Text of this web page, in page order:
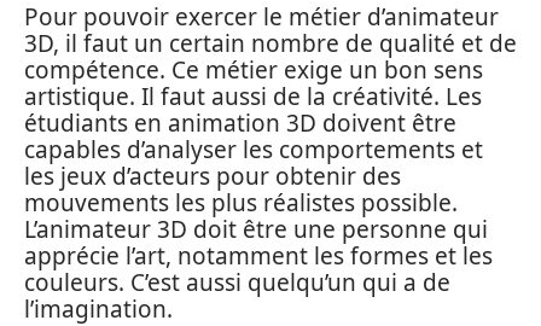
Pour pouvoir exercer le métier d’animateur
3D, il faut un certain nombre de qualité et de
compétence. Ce métier exige un bon sens
artistique. Il faut aussi de la créativité. Les
étudiants en animation 3D doivent être
capables d’analyser les comportements et
les jeux d’acteurs pour obtenir des
mouvements les plus réalistes possible.
L’animateur 3D doit être une personne qui
apprécie l’art, notamment les formes et les
couleurs. C’est aussi quelqu’un qui a de
l’imagination.